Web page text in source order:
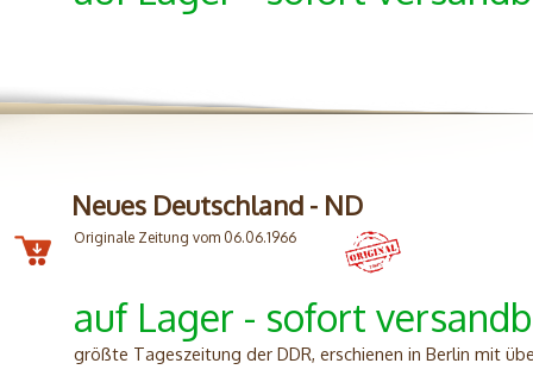
Neues Deutschland - ND
Originale Zeitung vom 06.06.1966
auf Lager - sofort
größte Tageszeitung der DDR, erschienen in Berlin mit